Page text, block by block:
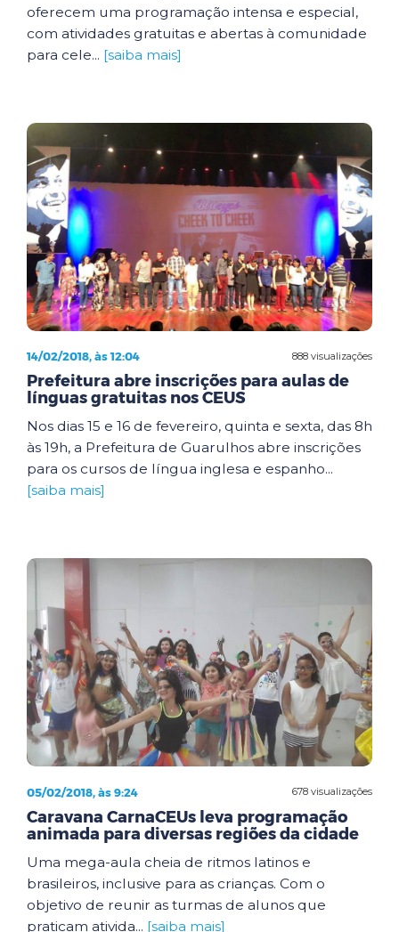
oferecem uma programação intensa e especial,
com atividades gratuitas e abertas à comunidade
para cele... [saiba mais]
888 visualizações
14/02/2018, às 12:04
Prefeitura abre inscrições para aulas de
línguas gratuitas nos CEUS
Nos dias 15 e 16 de fevereiro, quinta e sexta, das 8h
às 19h, a Prefeitura de Guarulhos abre inscrições
para os cursos de língua inglesa e espanho...
[saiba mais]
678 visualizações
05/02/2018, às 9:24
Caravana CarnaCEUs leva programação
animada para diversas regiões da cidade
Uma mega-aula cheia de ritmos latinos e
brasileiros, inclusive para as crianças. Com o
objetivo de reunir as turmas de alunos que
praticam ativida... [saiba mais]